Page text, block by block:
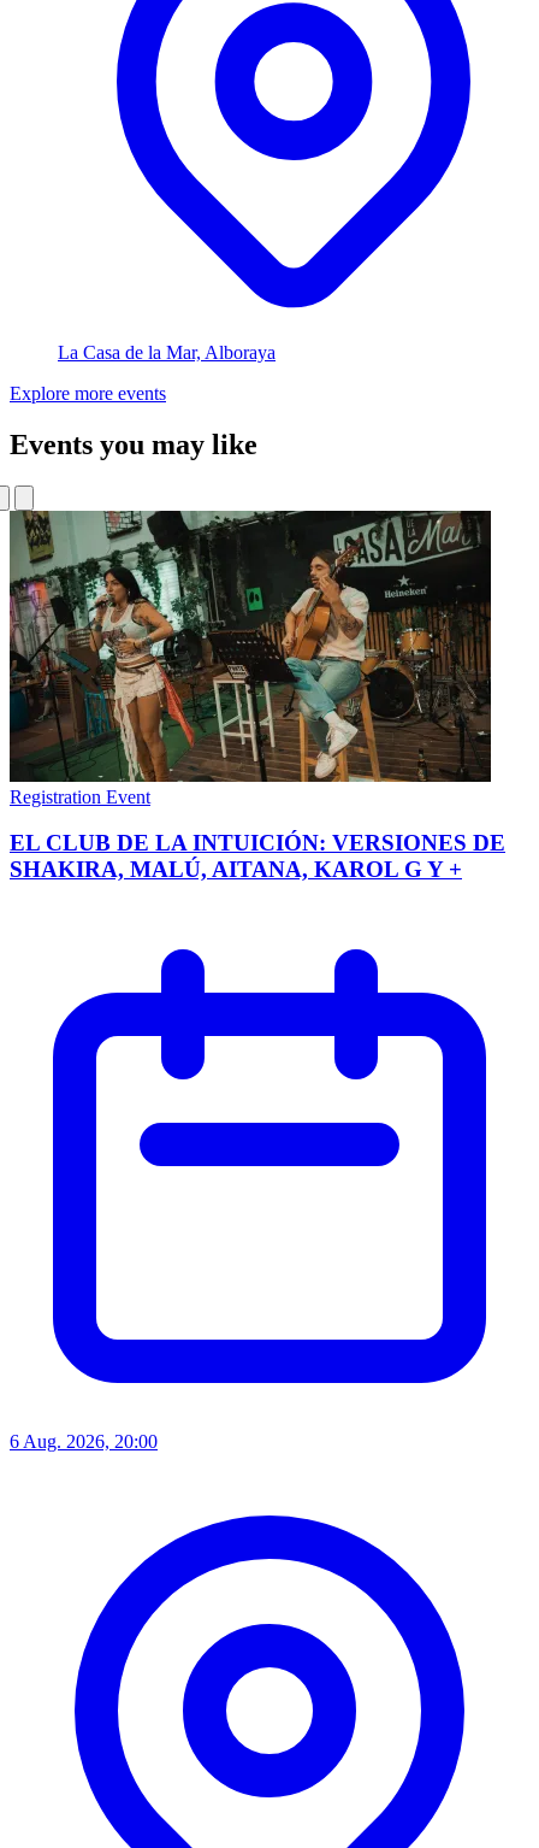
La Casa de la Mar, Alboraya
Explore more events
Events you may like
Registration Event
EL CLUB DE LA INTUICIÓN: VERSIONES DE
SHAKIRA, MALÚ, AITANA, KAROL G Y +
6 Aug. 2026, 20:00